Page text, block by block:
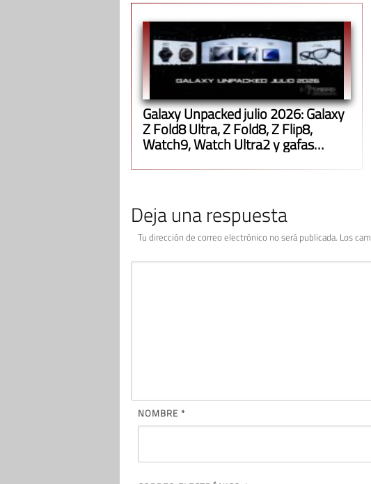
Galaxy Unpacked julio 2026: Galaxy
Z Fold8 Ultra, Z Fold8, Z Flip8,
Watch9, Watch Ultra2 y gafas
Deja una respuesta
Tu dirección de correo electrónico no será publicada. Los
NOMBRE *